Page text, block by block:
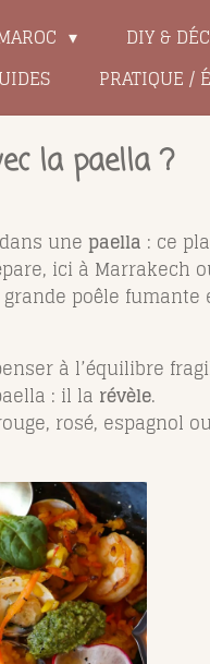
DIY &
PRATIQUE /
la paella ?
une paella : ce
ici à Marrakech
poêle
à l’équilibre
: il la révèle.
rosé, espagnol